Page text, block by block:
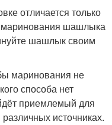
отличается только
маринования шашлыка
шашлык своим
маринования не
способа нет
приемлемый для
источниках.